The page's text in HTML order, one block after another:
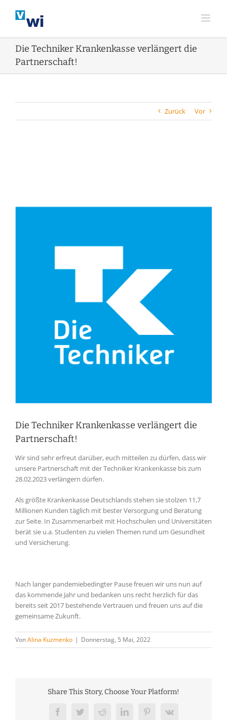
Inhalt
Die Techniker Krankenkasse verlängert die
Partnerschaft!
Zurück Vor
Die Techniker Krankenkasse verlängert die
Partnerschaft!
Wir sind sehr erfreut darüber, euch mitteilen zu dürfen, dass wir
unsere Partnerschaft mit der Techniker Krankenkasse bis zum
28.02.2023 verlängern dürfen.
Als größte Krankenkasse Deutschlands stehen sie stolzen 11,7
Millionen Kunden täglich mit bester Versorgung und Beratung
zur Seite. In Zusammenarbeit mit Hochschulen und Universitäten
berät sie u.a. Studenten zu vielen Themen rund um Gesundheit
und Versicherung.
Nach langer pandemiebedingter Pause freuen wir uns nun auf
das kommende Jahr und bedanken uns recht herzlich für das
bereits seit 2017 bestehende Vertrauen und freuen uns auf die
gemeinsame Zukunft.
VonAlina Kuzmenko | Donnerstag, 5 Mai, 2022
Share This Story, Choose Your Platform!
FacebookTwitterRedditLinkedInPinterest
Vk